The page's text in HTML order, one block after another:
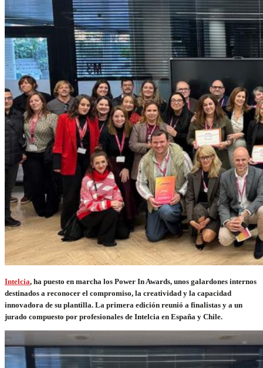
Intelcia, ha puesto en marcha los Power In Awards, unos galardones internos
destinados a reconocer el compromiso, la creatividad y la capacidad
innovadora de su plantilla. La primera edición reunió a finalistas y a un
jurado compuesto por profesionales de Intelcia en España y Chile.